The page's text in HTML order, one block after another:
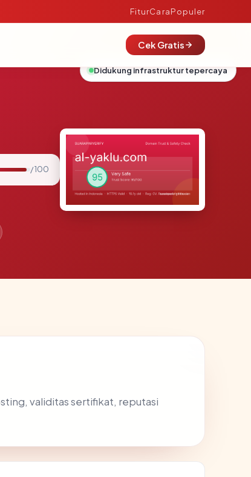
FiturCaraPopuler
Cek Gratis
/ 100
validitas sertifikat, reputasi
Didukung infrastruktur tepercaya